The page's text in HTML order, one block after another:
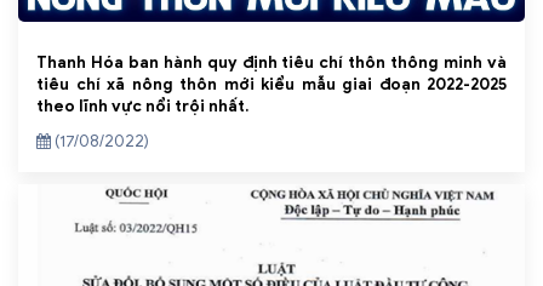
Thanh Hóa ban hành quy định tiêu chí thôn thông minh và
tiêu chí xã nông thôn mới kiểu mẫu giai đoạn 2022-2025
theo lĩnh vực nổi trội nhất.
(17/08/2022)